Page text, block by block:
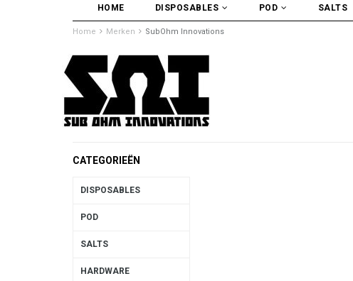
HOME DISPOSABLES POD SALTS
Home Merken SubOhm Innovations
CATEGORIEËN
DISPOSABLES
POD
SALTS
HARDWARE